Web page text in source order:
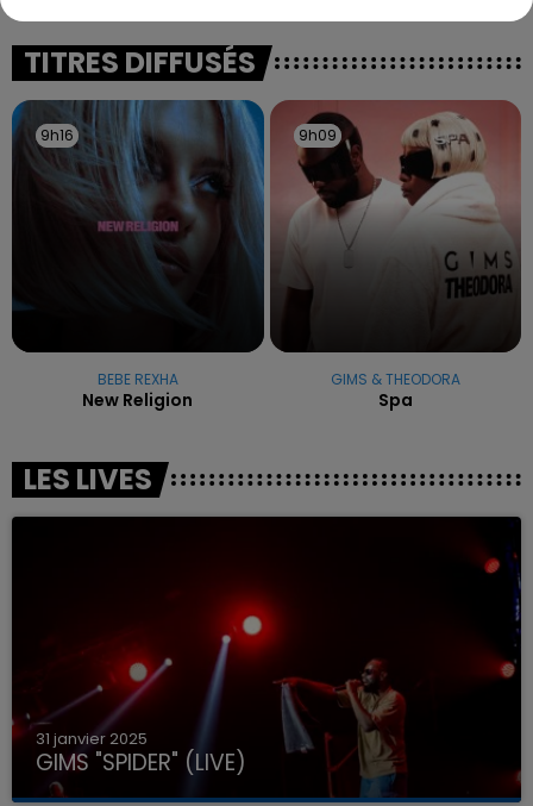
reconnu sa responsabilité et présenté ses
excuses.
TITRES DIFFUSÉS
9h16
9h16
BEBE REXHA
New Religion
9h09
9h09
GIMS & THEODORA
Spa
LES LIVES
31 janvier 2025
GIMS "SPIDER" (LIVE)